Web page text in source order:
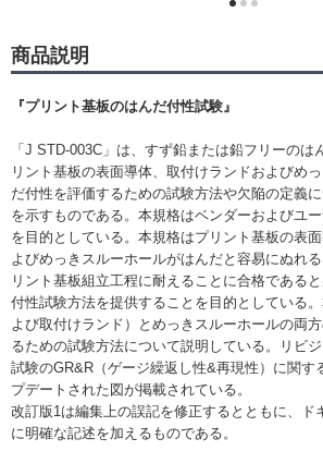
商品説明
『プリント基板のはんだ付性試験』
「J STD-003C」は、すず鉛または鉛フリーの
リント基板の表面導体、取付けランドおよびめ
だ付性を評価するための試験方法や欠陥の定義
を示すものである。本規格はベンダーおよびユ
を目的としている。本規格はプリント基板の表
よびめっきスルーホールがはんだと容易にぬれ
リント基板組立工程に耐えることに合格である
付性試験方法を提供することを目的としている
よび取付けランド）とめっきスルーホールの両
るための試験方法について説明している。リビ
試験のGR&R（ゲージ繰返し性&再現性）に関す
プデートされた図が掲載されている。
改訂版1は編集上の誤記を修正するとともに、ド
に明確な記述を加えるものである。